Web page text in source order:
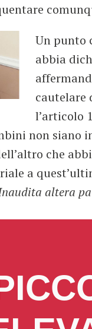
Un punto
abbia
cautelare
l’articolo
non siano
che
a
altera